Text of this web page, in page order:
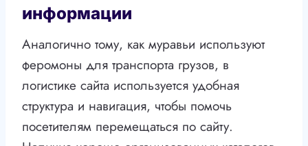
информации
Аналогично тому, как муравьи используют
феромоны для транспорта грузов, в
логистике сайта используется удобная
структура и навигация, чтобы помочь
посетителям перемещаться по сайту.